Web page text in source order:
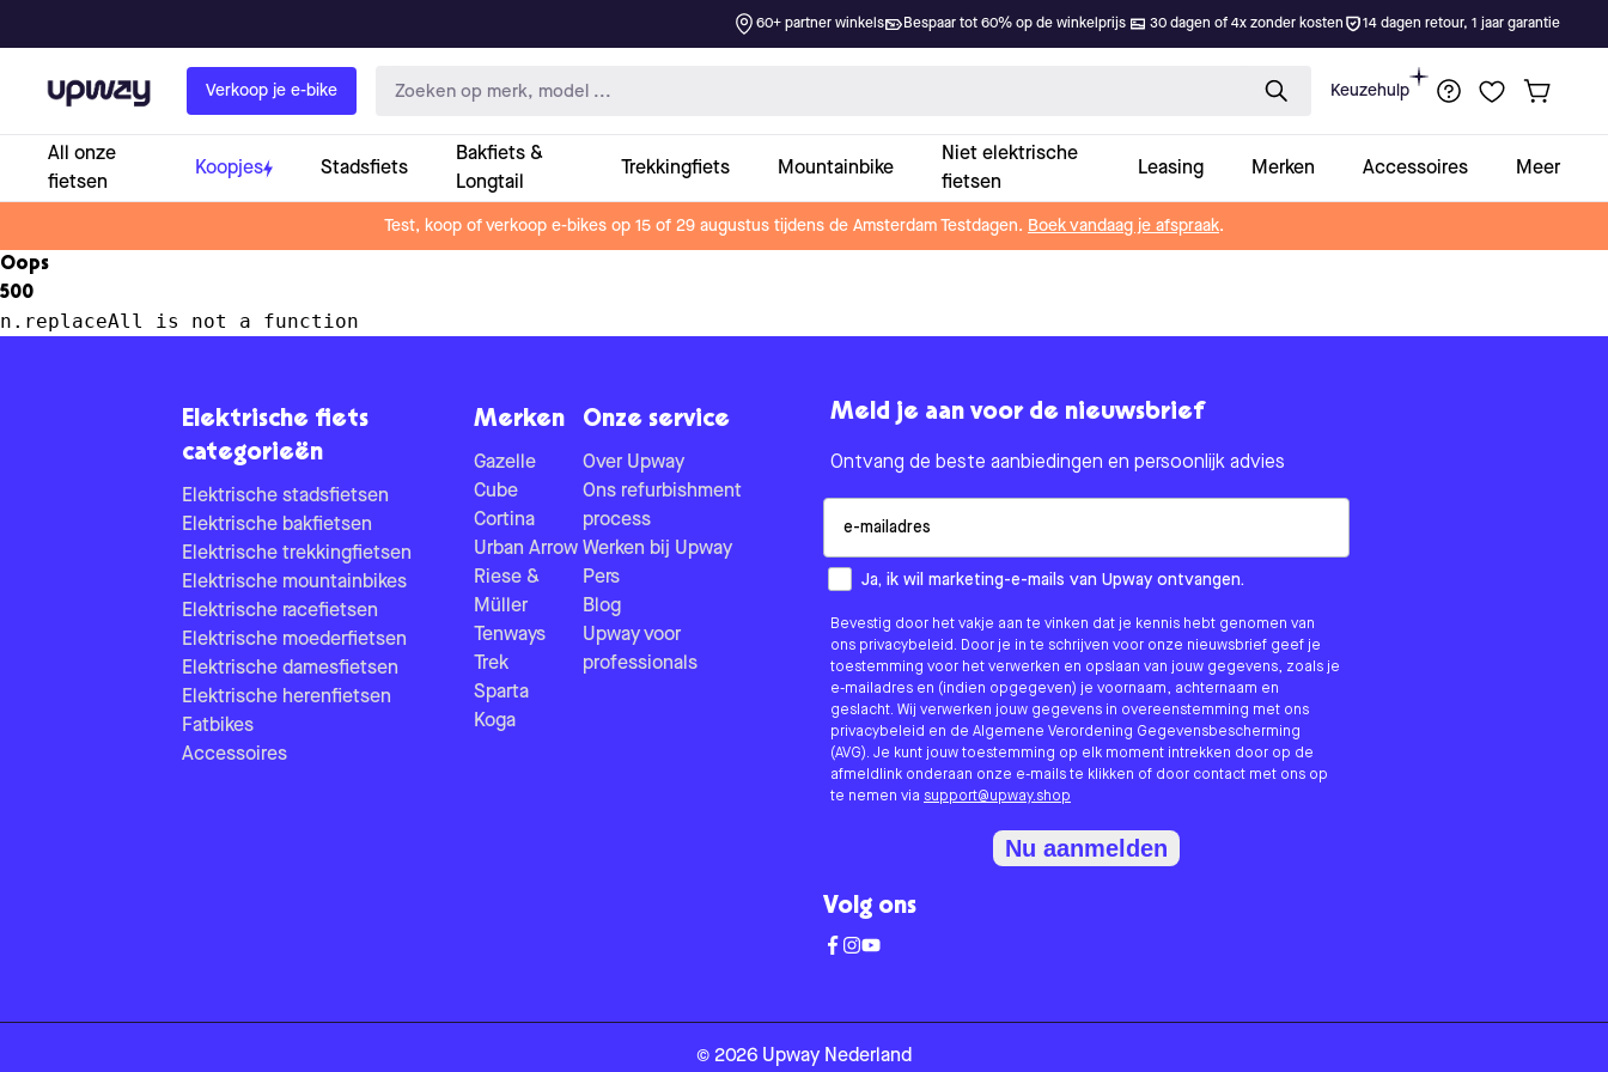
60+ partner winkels Bespaar tot 60% op de winkelprijs 30 dagen of 4x zonder kosten 14 dagen retour, 1 jaar garantie
Upway Verkoop je e-bike Keuzehulp
All onze
fietsen
Koopjes Stadsfiets
Bakfiets &
Longtail
Trekkingfiets Mountainbike
Niet elektrische
fietsen
Leasing Merken Accessoires Meer
Test, koop of verkoop e-bikes op 15 of 29 augustus tijdens de Amsterdam Testdagen. Boek vandaag je afspraak.
Oops
500
n.replaceAll is not a function
Elektrische fiets
categorieën
Elektrische stadsfietsen
Elektrische bakfietsen
Elektrische trekkingfietsen
Elektrische mountainbikes
Elektrische racefietsen
Elektrische moederfietsen
Elektrische damesfietsen
Elektrische herenfietsen
Fatbikes
Accessoires
Merken
Gazelle
Cube
Cortina
Urban Arrow
Riese &
Müller
Tenways
Trek
Sparta
Koga
Onze service
Over Upway
Ons refurbishment
process
Werken bij Upway
Pers
Blog
Upway voor
professionals
Meld je aan voor de nieuwsbrief
Ontvang de beste aanbiedingen en persoonlijk advies
How would you like to hear from us?
Ja, ik wil marketing-e-mails van Upway ontvangen.
Bevestig door het vakje aan te vinken dat je kennis hebt genomen van
ons privacybeleid. Door je in te schrijven voor onze nieuwsbrief geef je
toestemming voor het verwerken en opslaan van jouw gegevens, zoals je
e-mailadres en (indien opgegeven) je voornaam, achternaam en
geslacht. Wij verwerken jouw gegevens in overeenstemming met ons
privacybeleid en de Algemene Verordening Gegevensbescherming
(AVG). Je kunt jouw toestemming op elk moment intrekken door op de
afmeldlink onderaan onze e-mails te klikken of door contact met ons op
te nemen via support@upway.shop
Nu aanmelden
Volg ons
© 2026 Upway Nederland